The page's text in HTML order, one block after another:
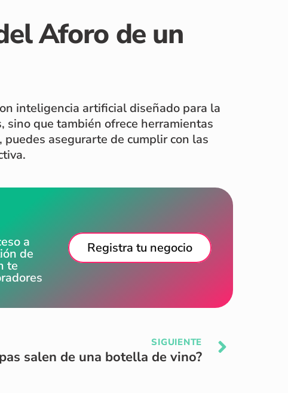
Aforo de un
inteligencia artificial diseñado para la
que también ofrece herramientas
asegurarte de cumplir con las
a
de
te
Registra tu negocio
SIGUIENTE
salen de una botella de vino?